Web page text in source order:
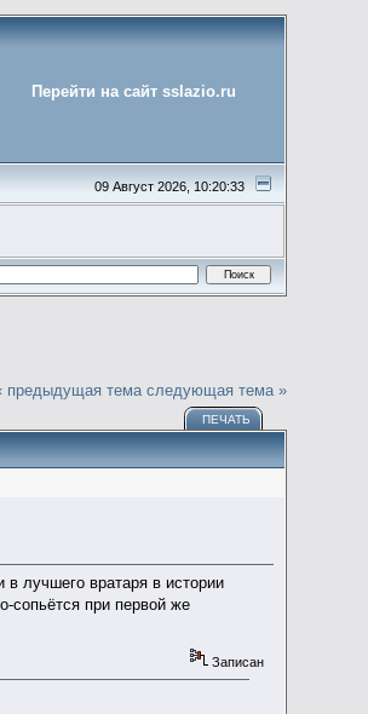
Перейти на сайт sslazio.ru
09 Август 2026, 10:20:33
предыдущая тема следующая тема »
ПЕЧАТЬ
лучшего вратаря в истории
при первой же
Записан